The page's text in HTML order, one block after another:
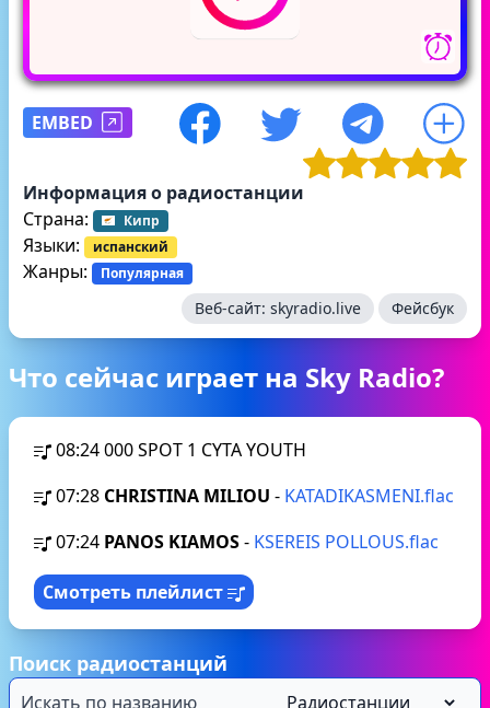
EMBED
Информация о радиостанции
Страна:
Кипр
Языки: испанский
Жанры: Популярная
Веб-сайт: skyradio.live Фейсбук
Что сейчас играет на Sky Radio?
08:24000 SPOT 1 CYTA YOUTH
07:28 CHRISTINA MILIOU - KATADIKASMENI.flac
07:24 PANOS KIAMOS- KSEREIS POLLOUS.flac
Смотреть плейлист
Поиск радиостанций